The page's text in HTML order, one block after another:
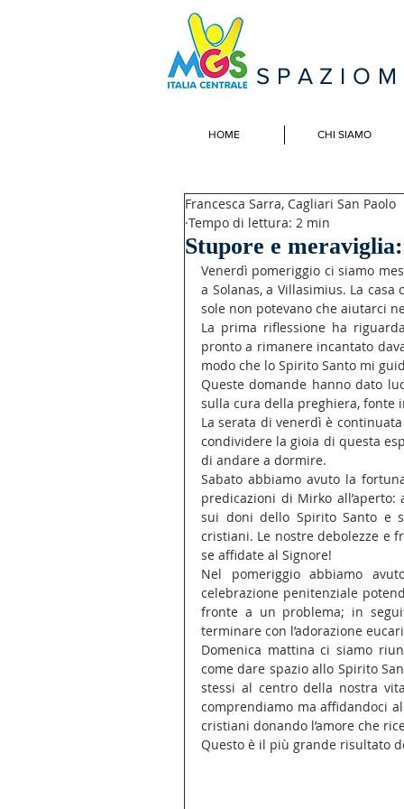
HOME CHI SIAMO
Stupore e
Francesca Sarra, Cagliari San Paolo
Tempo di lettura: 2 min
Venerdì pomeriggio ci siamo
a Solanas, a Villasimius. La
sole non potevano che aiutarci
La prima riflessione ha
pronto a rimanere incantato
modo che lo Spirito Santo mi
Queste domande hanno dato
sulla cura della preghiera, fonte
La serata di venerdì è
condividere la gioia di questa
di andare a dormire.
Sabato abbiamo avuto la
predicazioni di Mirko
sui doni dello Spirito Santo e
cristiani. Le nostre debolezze e
se affidate al Signore!
Nel pomeriggio abbiamo
celebrazione penitenziale
fronte a un problema; in
terminare con l’adorazione
Domenica mattina ci siamo
come dare spazio allo Spirito
stessi al centro della nostra
comprendiamo ma affidandoci
cristiani donando l’amore che
Questo è il più grande risultato